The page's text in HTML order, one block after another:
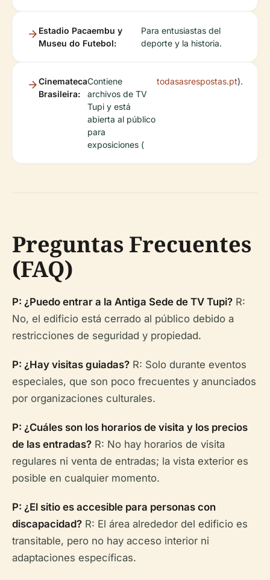
Estadio Pacaembu y
Museu do Futebol:
Para entusiastas del
deporte y la historia.
Cinemateca
Brasileira:
Contiene
archivos de TV
Tupi y está
abierta al público
para
exposiciones (
todasasrespostas.pt).
Preguntas Frecuentes
(FAQ)
P: ¿Puedo entrar a la Antiga Sede de TV Tupi? R:
No, el edificio está cerrado al público debido a
restricciones de seguridad y propiedad.
P: ¿Hay visitas guiadas? R: Solo durante eventos
especiales, que son poco frecuentes y anunciados
por organizaciones culturales.
P: ¿Cuáles son los horarios de visita y los precios
de las entradas? R: No hay horarios de visita
regulares ni venta de entradas; la vista exterior es
posible en cualquier momento.
P: ¿El sitio es accesible para personas con
discapacidad? R: El área alrededor del edificio es
transitable, pero no hay acceso interior ni
adaptaciones específicas.